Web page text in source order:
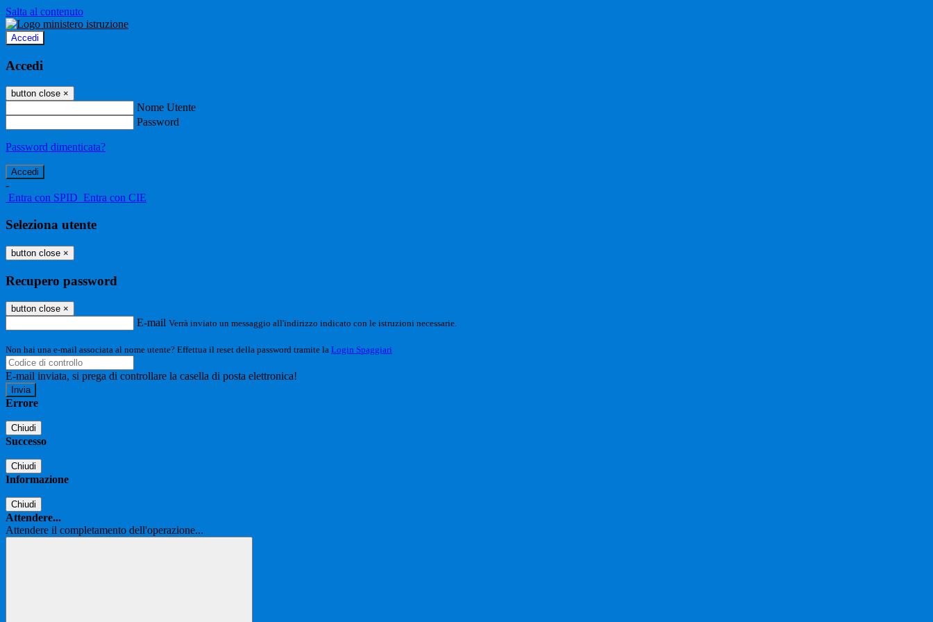
Salta al contenuto
Accedi
Accedi
button close ×
Nome Utente
Password
Password dimenticata?
-
Entra con SPID Entra con CIE
Seleziona utente
button close ×
Recupero password
button close ×
E-mail Verrà inviato un messaggio all'indirizzo indicato con le istruzioni necessarie.
Non hai una e-mail associata al nome utente? Effettua il reset della password tramite la Login Spaggiari
E-mail inviata, si prega di controllare la casella di posta elettronica!
Errore
Chiudi
Successo
Chiudi
Informazione
Chiudi
Attendere...
Attendere il completamento dell'operazione...